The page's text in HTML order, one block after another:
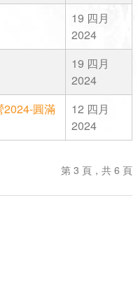
19 四月
2024
19 四月
2024
2024-圓滿
12 四月
2024
第 3 頁，共 6 頁